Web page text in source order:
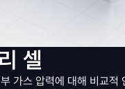
셀
가스 압력에 대해 비교적